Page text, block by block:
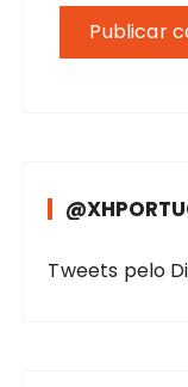
Tweets pelo